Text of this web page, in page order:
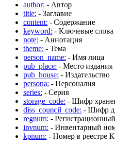
author: - Автор
title: - Заглавие
content: - Содержание
keyword: - Ключевые слова
note: - Аннотация
theme: - Тема
person_name: - Имя лица
pub_place: - Место издания
pub_house: - Издательство
persona: - Персоналия
series: - Серия
storage_code: - Шифр
diss_council_code: - Шифр
regnum: -
invnum: - Инвентарный
kpnum: - Номер в реестре